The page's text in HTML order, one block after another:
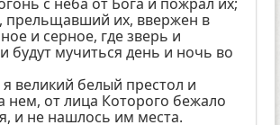
прельщавший их, ввержен в
и серное, где зверь и
будут мучиться день и ночь во
я великий белый престол и
нем, от лица Которого бежало
и не нашлось им места.